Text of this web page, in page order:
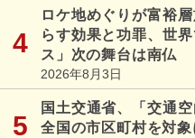
ロケ地めぐりが富裕
らす効果と功罪、世
ス」次の舞台は南仏
2026年8月3日
国土交通省、「交通
全国の市区町村を対象